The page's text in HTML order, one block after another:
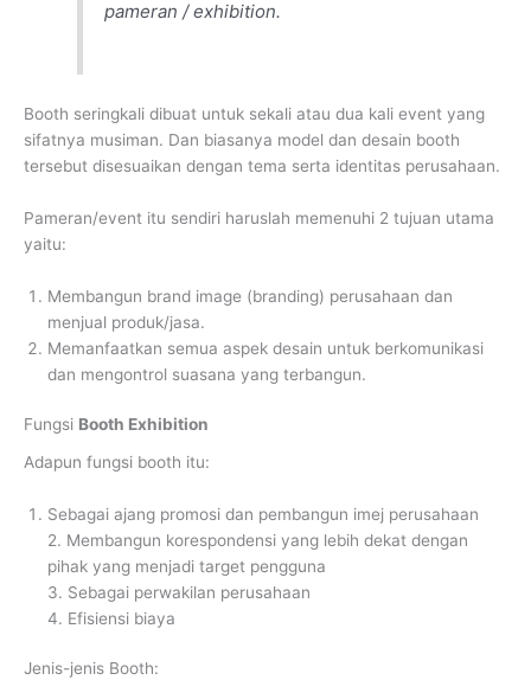
pameran / exhibition.
Booth seringkali dibuat untuk sekali atau dua kali event yang
sifatnya musiman. Dan biasanya model dan desain booth
tersebut disesuaikan dengan tema serta identitas perusahaan.
Pameran/event itu sendiri haruslah memenuhi 2 tujuan utama
yaitu:
Membangun brand image (branding) perusahaan dan
menjual produk/jasa.
Memanfaatkan semua aspek desain untuk berkomunikasi
dan mengontrol suasana yang terbangun.
Fungsi Booth Exhibition
Adapun fungsi booth itu:
Sebagai ajang promosi dan pembangun imej perusahaan
2. Membangun korespondensi yang lebih dekat dengan
pihak yang menjadi target pengguna
3. Sebagai perwakilan perusahaan
4. Efisiensi biaya
Jenis-jenis Booth: